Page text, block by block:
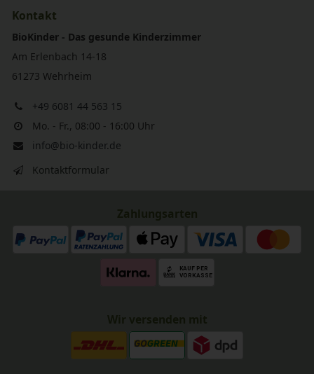
Kontakt
BioKinder - Das gesunde Kinderzimmer
Am Erlenbach 14-18
61273 Wehrheim
+49 6081 44 563 15
Mo. - Fr., 08:00 - 16:00 Uhr
info@bio-kinder.de
Kontaktformular
Zahlungsarten
Wir versenden mit